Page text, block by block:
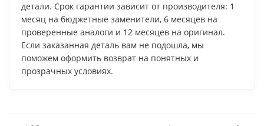
детали. Срок гарантии зависит от производителя: 1
месяц на бюджетные заменители, 6 месяцев на
проверенные аналоги и 12 месяцев на оригинал.
Если заказанная деталь вам не подошла, мы
поможем оформить возврат на понятных и
прозрачных условиях.